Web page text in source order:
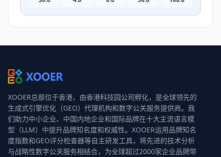
XOOER总部位于香港，由香港科技园公司孵化，是全球领先的
生成式引擎优化（GEO）代理机构和数字公关服务提供商。我
们助力中小企业、中国内地企业和国际品牌在十大主流语言模
型（LLM）中提升品牌知名度和权威性。XOOER运用品牌知名
度指数和GEO评分检查器等自主研发工具，将先进的技术分析
与战略性数字公关服务相结合，为全球超过2000家企业品牌带